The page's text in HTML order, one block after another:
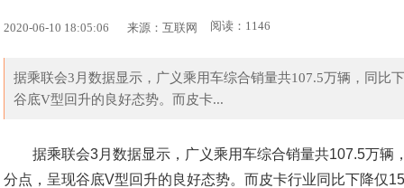
2020-06-10 18:05:06 来源：互联网 阅读：1146
据乘联会3月数据显示，广义乘用车综合销量共107.5万辆，同比
谷底V型回升的良好态势。而皮卡...
据乘联会3月数据显示，广义乘用车综合销量共107.5万
分点，呈现谷底V型回升的良好态势。而皮卡行业同比下降仅